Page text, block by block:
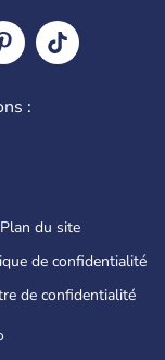
:
Plan du site
de confidentialité
de confidentialité